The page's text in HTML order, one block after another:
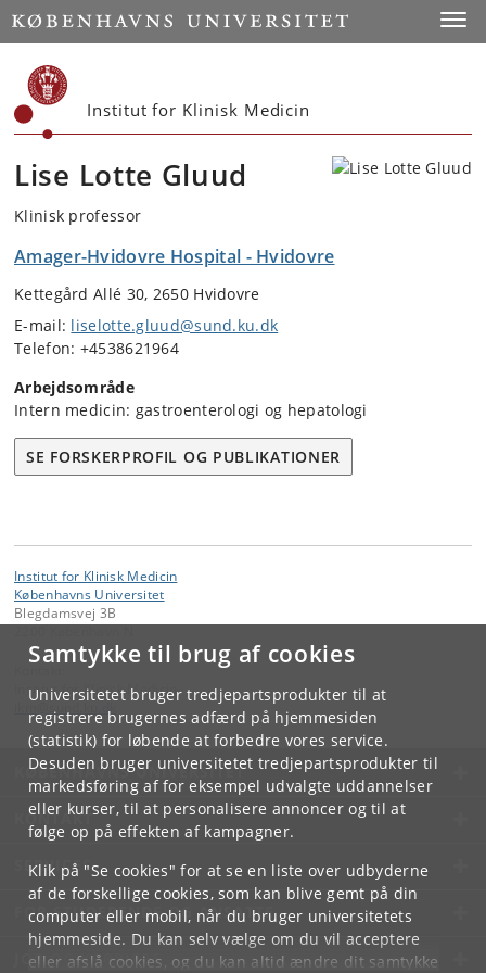
Samtykke til brug af cookies
Universitetet bruger tredjepartsprodukter til at
registrere brugernes adfærd på hjemmesiden
(statistik) for løbende at forbedre vores service.
Desuden bruger universitetet tredjepartsprodukter til
markedsføring af for eksempel udvalgte uddannelser
eller kurser, til at personalisere annoncer og til at
følge op på effekten af kampagner.
Klik på "Se cookies" for at se en liste over udbyderne
af de forskellige cookies, som kan blive gemt på din
computer eller mobil, når du bruger universitetets
hjemmeside. Du kan selv vælge om du vil acceptere
eller afslå cookies, og du kan altid ændre dit samtykke
Start
Institut for Klinisk Medicin
Lise Lotte Gluud
Klinisk professor
Amager-Hvidovre Hospital - Hvidovre
Kettegård Allé 30, 2650 Hvidovre
E-mail: liselotte.gluud@sund.ku.dk
Telefon: +4538621964
Arbejdsområde
Intern medicin: gastroenterologi og hepatologi
SE FORSKERPROFIL OG PUBLIKATIONER
Institut for Klinisk Medicin
Københavns Universitet
Blegdamsvej 3B
Institut for Klinisk Medicin
KØBENHAVNS UNIVERSITET
KONTAKT
SERVICES
FOR STUDERENDE OG ANSATTE
JOB OG KARRIERE